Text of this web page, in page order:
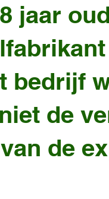
jaar
bedrijf
de
de